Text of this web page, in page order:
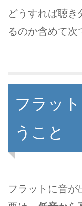
どうすれば聴
るのか含めて次
フラッ
うこと
フラットに音が